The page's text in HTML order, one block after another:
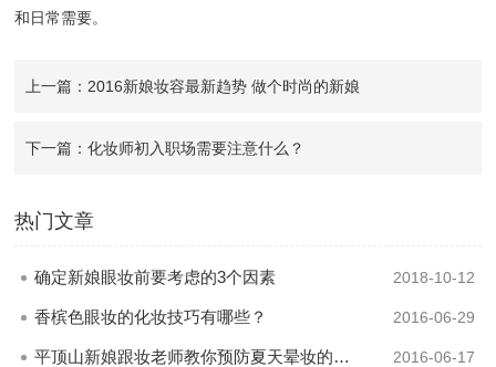
和日常需要。
上一篇：2016新娘妆容最新趋势 做个时尚的新娘
下一篇：化妆师初入职场需要注意什么？
热门文章
确定新娘眼妆前要考虑的3个因素 2018-10-12
香槟色眼妆的化妆技巧有哪些？ 2016-06-29
平顶山新娘跟妆老师教你预防夏天晕妆的几个技巧 2016-06-17